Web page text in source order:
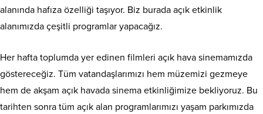
alanında hafıza özelliği taşıyor. Biz burada açık etkinlik
alanımızda çeşitli programlar yapacağız.
Her hafta toplumda yer edinen filmleri açık hava sinemamızda
göstereceğiz. Tüm vatandaşlarımızı hem müzemizi gezmeye
hem de akşam açık havada sinema etkinliğimize bekliyoruz. Bu
tarihten sonra tüm açık alan programlarımızı yaşam parkımızda